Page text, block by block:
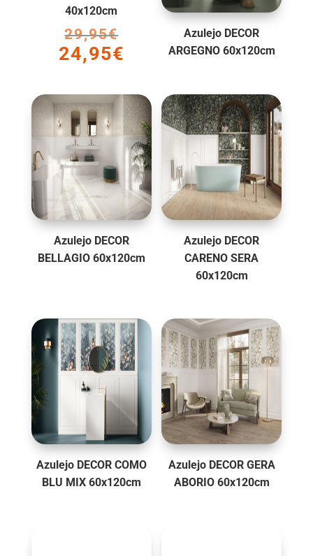
40x120cm
29,95€El
precio
29,95€.
24,95€
es:
24,95€.
Azulejo DECOR
ARGEGNO 60x120cm
Azulejo DECOR
BELLAGIO 60x120cm
Azulejo DECOR
CARENO SERA
60x120cm
Azulejo DECOR COMO
BLU MIX 60x120cm
Azulejo DECOR GERA
ABORIO 60x120cm